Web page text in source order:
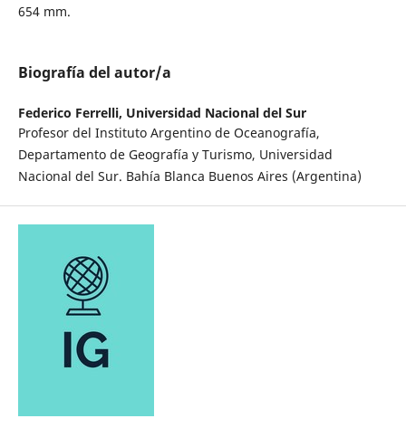
654 mm.
Biografía del autor/a
Federico Ferrelli, Universidad Nacional del Sur
Profesor del Instituto Argentino de Oceanografía,
Departamento de Geografía y Turismo, Universidad
Nacional del Sur. Bahía Blanca Buenos Aires (Argentina)